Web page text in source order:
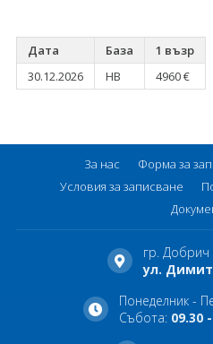
Дата База
1 възр
30.12.2026
HB 4960 €
За нас Форма за
Условия за записване
гр. Добрич
ул.
Понеделник -
Събота: 09.30